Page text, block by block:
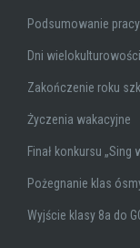
Podsumowanie
Dni
Zakończenie roku
Życzenia wakacyjne
Finał konkursu „Sing
Pożegnanie klas
Wyjście klasy 8a do